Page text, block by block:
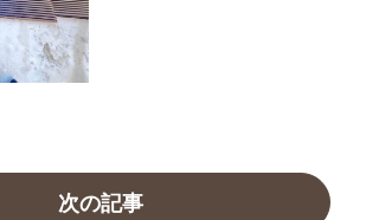
次の記事